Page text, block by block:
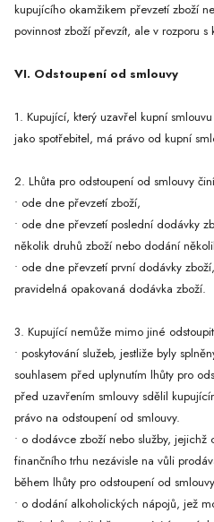
kupujícího okamžikem převzetí zboží
povinnost zboží převzít, ale v rozporu
VI. Odstoupení od smlouvy
1. Kupující, který uzavřel kupní
jako spotřebitel, má právo od kupní
2. Lhůta pro odstoupení od smlouvy
• ode dne převzetí zboží,
• ode dne převzetí poslední dodávky
několik druhů zboží nebo dodání
• ode dne převzetí první dodávky
pravidelná opakovaná dodávka zboží.
3. Kupující nemůže mimo jiné
• poskytování služeb, jestliže byly
souhlasem před uplynutím lhůty pro
před uzavřením smlouvy sdělil
právo na odstoupení od smlouvy.
• o dodávce zboží nebo služby, jejichž
finančního trhu nezávisle na vůli
během lhůty pro odstoupení od
• o dodání alkoholických nápojů, jež